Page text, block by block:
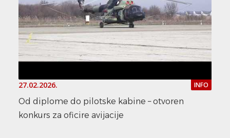
27.02.2026. INFO
Od diplome do pilotske kabine – otvoren
konkurs za oficire avijacije